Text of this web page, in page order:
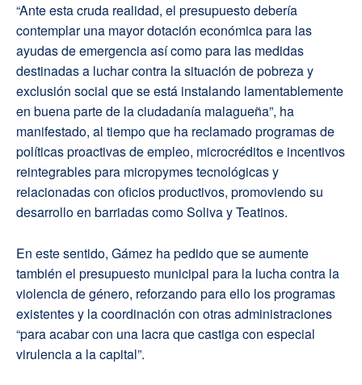
“Ante esta cruda realidad, el presupuesto debería
contemplar una mayor dotación económica para las
ayudas de emergencia así como para las medidas
destinadas a luchar contra la situación de pobreza y
exclusión social que se está instalando lamentablemente
en buena parte de la ciudadanía malagueña”, ha
manifestado, al tiempo que ha reclamado programas de
políticas proactivas de empleo, microcréditos e incentivos
reintegrables para micropymes tecnológicas y
relacionadas con oficios productivos, promoviendo su
desarrollo en barriadas como Soliva y Teatinos.
En este sentido, Gámez ha pedido que se aumente
también el presupuesto municipal para la lucha contra la
violencia de género, reforzando para ello los programas
existentes y la coordinación con otras administraciones
“para acabar con una lacra que castiga con especial
virulencia a la capital”.